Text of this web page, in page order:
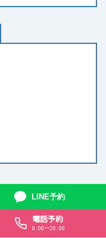
LINE予約
電話予約
9:00〜20:00